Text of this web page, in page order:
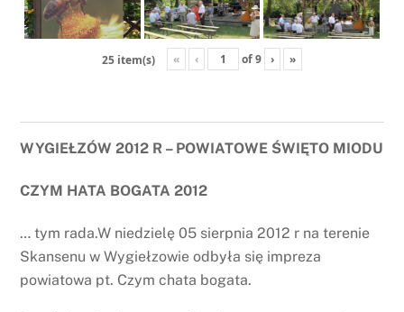
25 item(s) « ‹ of9 › »
WYGIEŁZÓW 2012 R – POWIATOWE ŚWIĘTO MIODU
CZYM HATA BOGATA 2012
… tym rada.W niedzielę 05 sierpnia 2012 r na terenie
Skansenu w Wygiełzowie odbyła się impreza
powiatowa pt. Czym chata bogata.